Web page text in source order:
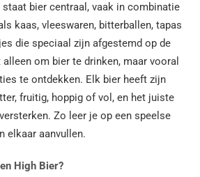
bier centraal, vaak in combinatie
kaas, vleeswaren, bitterballen, tapas
die speciaal zijn afgestemd op de
om bier te drinken, maar vooral
te ontdekken. Elk bier heeft zijn
fruitig, hoppig of vol, en het juiste
Zo leer je op een speelse
elkaar aanvullen.
High Bier?